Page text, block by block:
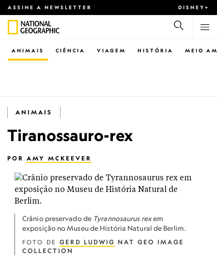
ASSINE A NEWSLETTER DISNEY+
CIÊNCIA VIAGEM
ANIMAIS HISTÓRIA MEIO
ANIMAIS
Tiranossauro-rex
POR AMY MCKEEVER
Crânio preservado de Tyrannosaurus rexem
exposição no Museu de História Natural de Berlim.
FOTO DE GERD LUDWIG
NAT GEO IMAGE
COLLECTION